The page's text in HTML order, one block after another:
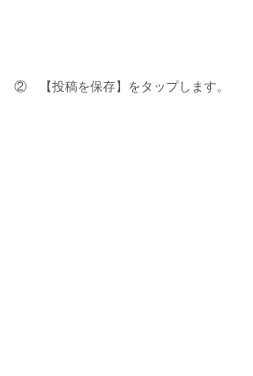
②　【投稿を保存】をタップします。